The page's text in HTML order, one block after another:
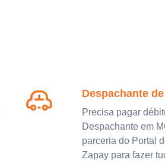
Despachante
Precisa pagar
Despachante em
parceria do Portal
Zapay para fazer